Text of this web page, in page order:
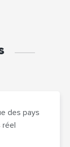
des pays